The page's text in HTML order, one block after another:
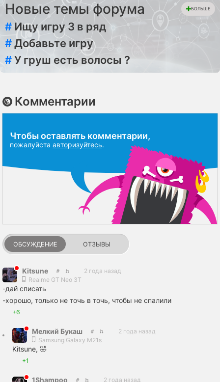
Новые темы форума БОЛЬШЕ
# Ищу игру 3 в ряд
#Добавьте игру
#У груш есть волосы ?
Комментарии
Чтобы оставлять комментарии,
пожалуйста авторизуйтесь.
ОБСУЖДЕНИЕ ОТЗЫВЫ
Kitsunе
2 года назад
Realme GT Neo 3T
-дай списать
-хорошо, только не точь в точь, чтобы не спалили
+6
Мелкий Букаш
2 года назад
Samsung Galaxy M21s
Kitsunе, 🤣
+1
1Shampoo
2 года назад